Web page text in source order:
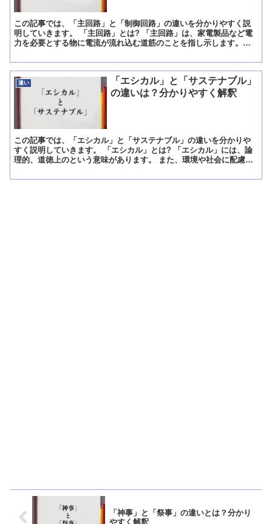
この記事では、「主回路」と「制御回路」の違いを分かりやすく説
明していきます。 「主回路」とは? 「主回路」は、家電製品など電
力を必要とする物に電流が流れ込む道筋のことを指し示します。
違い
「エシカル」と「サステナブル」
の違いは？分かりやすく解釈
この記事では、「エシカル」と「サステナブル」の違いを分かりや
すく説明していきます。 「エシカル」とは? 「エシカル」には、論
理的、道徳上のという意味があります。 また、環境や社会に配慮し
「神事」と「祭事」の違いとは？分かり
やすく解釈